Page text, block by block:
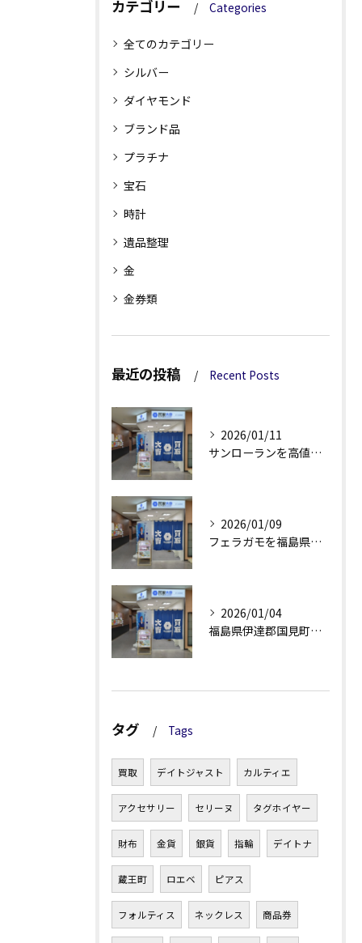
カテゴリー Categories
全てのカテゴリー
シルバー
ダイヤモンド
ブランド品
プラチナ
宝石
時計
遺品整理
金
金券類
最近の投稿 Recent Posts
2026/01/11
サンローランを高値で売るための買取活用術と査定額アップのコツ解説
2026/01/09
フェラガモを福島県伊達郡国見町で高く買取してもらう秘訣を徹底解説
2026/01/04
福島県伊達郡国見町でバーバリー買取を利用する際のポイントと注意点
タグ Tags
買取 デイトジャスト カルティエ
アクセサリー セリーヌ タグホイヤー
財布 金貨 銀貨 指輪 デイトナ
蔵王町 ロエベ ピアス
フォルティス ネックレス 商品券